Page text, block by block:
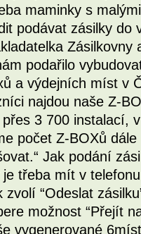
maminky s
podávat zásilky do
Zásilkovny
podařilo
a výdejních míst v
najdou naše Z-
3 700 instalací,
počet Z-BOXů
Jak podání
třeba mít v
zvolí “Odeslat
možnost “Přejít
vygenerované